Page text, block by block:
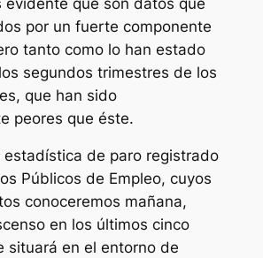
por un fuerte componente
tanto como lo han estado
segundos trimestres de los
que han sido
peores que éste.
estadística de paro registrado
Públicos de Empleo, cuyos
conoceremos mañana,
en los últimos cinco
situará en el entorno de